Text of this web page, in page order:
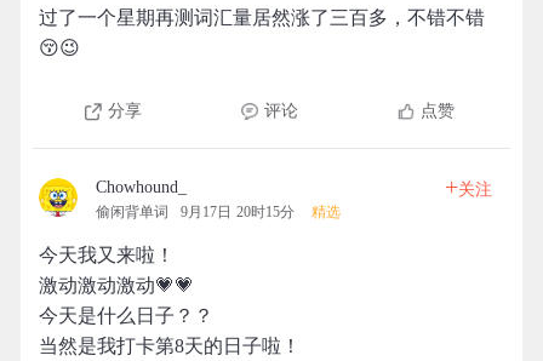
过了一个星期再测词汇量居然涨了三百多，不错不错
😚😉
分享 评论 点赞
Chowhound_
偷闲背单词 9月17日 20时15分 精选
+关注
今天我又来啦！
激动激动激动💗💗
今天是什么日子？？
当然是我打卡第8天的日子啦！